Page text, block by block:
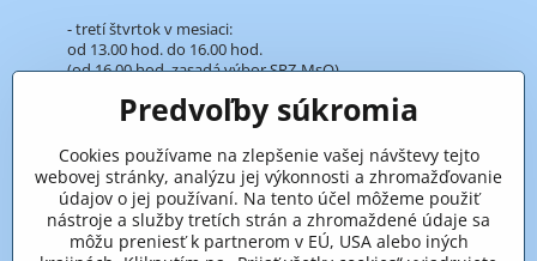
- tretí štvrtok v mesiaci:
od 13.00 hod. do 16.00 hod.
(od 16.00 hod. zasadá výbor SRZ-MsO).
+421 32 652 59 25
Pridaje sa k nám aj na sieťach
Facebook
Predvoľby súkromia
Cookies používame na zlepšenie vašej návštevy tejto
webovej stránky, analýzu jej výkonnosti a zhromažďovanie
údajov o jej používaní. Na tento účel môžeme použiť
nástroje a služby tretích strán a zhromaždené údaje sa
môžu preniesť k partnerom v EÚ, USA alebo iných